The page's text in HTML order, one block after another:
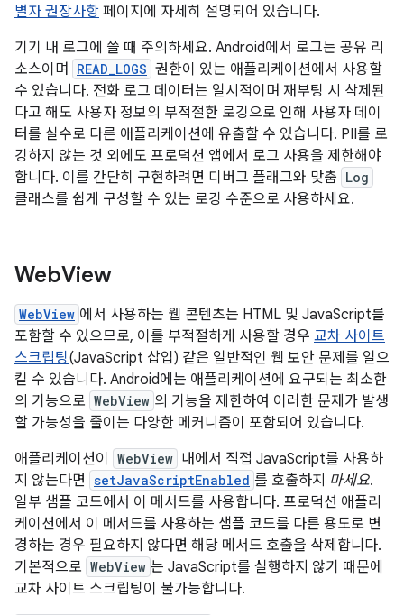
별자 권장사항 페이지에 자세히 설명되어 있습니다.
기기 내 로그에 쓸 때 주의하세요. Android에서 로그는 공유 리
소스이며
READ_LOGS 권한이 있는 애플리케이션에서 사용할
수 있습니다. 전화 로그 데이터는 일시적이며 재부팅 시 삭제된
다고 해도 사용자 정보의 부적절한 로깅으로 인해 사용자 데이
터를 실수로 다른 애플리케이션에 유출할 수 있습니다. PII를 로
깅하지 않는 것 외에도 프로덕션 앱에서 로그 사용을 제한해야
합니다. 이를 간단히 구현하려면 디버그 플래그와 맞춤 Log
클래스를 쉽게 구성할 수 있는 로깅 수준으로 사용하세요.
WebView
WebView 에서 사용하는 웹 콘텐츠는 HTML 및 JavaScript를
포함할 수 있으므로, 이를 부적절하게 사용할 경우 교차 사이트
스크립팅(JavaScript 삽입) 같은 일반적인 웹 보안 문제를 일으
킬 수 있습니다. Android에는 애플리케이션에 요구되는 최소한
의 기능으로 WebView 의 기능을 제한하여 이러한 문제가 발생
할 가능성을 줄이는 다양한 메커니즘이 포함되어 있습니다.
애플리케이션이
WebView 내에서 직접 JavaScript를 사용하
지 않는다면 setJavaScriptEnabled 를 호출하지 마세요.
일부 샘플 코드에서 이 메서드를 사용합니다. 프로덕션 애플리
케이션에서 이 메서드를 사용하는 샘플 코드를 다른 용도로 변
경하는 경우 필요하지 않다면 해당 메서드 호출을 삭제합니다.
기본적으로 WebView 는 JavaScript를 실행하지 않기 때문에
교차 사이트 스크립팅이 불가능합니다.